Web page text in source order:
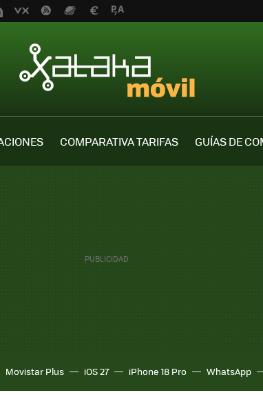
COMPARATIVA TARIFAS
GUÍAS DE
Movistar Plus iOS 27 iPhone 18 Pro WhatsApp